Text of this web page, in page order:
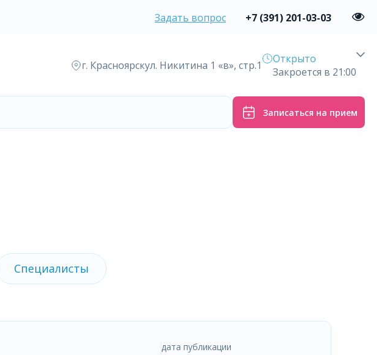
Задать вопрос +7 (391) 201-03-03
г. Красноярскул. Никитина 1 «в», стр.1
Открыто
Закроется в 21:00
Записаться на прием
Специалисты
дата публикации